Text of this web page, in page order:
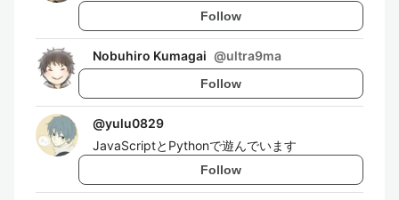
Follow
Nobuhiro Kumagai @ultra9ma
Follow
@yulu0829
JavaScriptとPythonで遊んでいます
Follow